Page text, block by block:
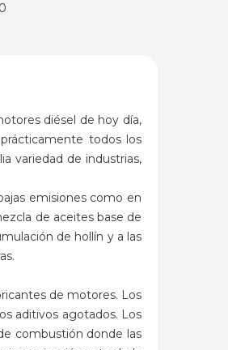
diésel de hoy día,
todos los
variedad de industrias,
emisiones como en
de aceites base de
de hollín y a las
de motores. Los
aditivos agotados. Los
combustión donde las